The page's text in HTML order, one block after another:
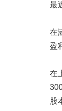
最
在
盈
在
股